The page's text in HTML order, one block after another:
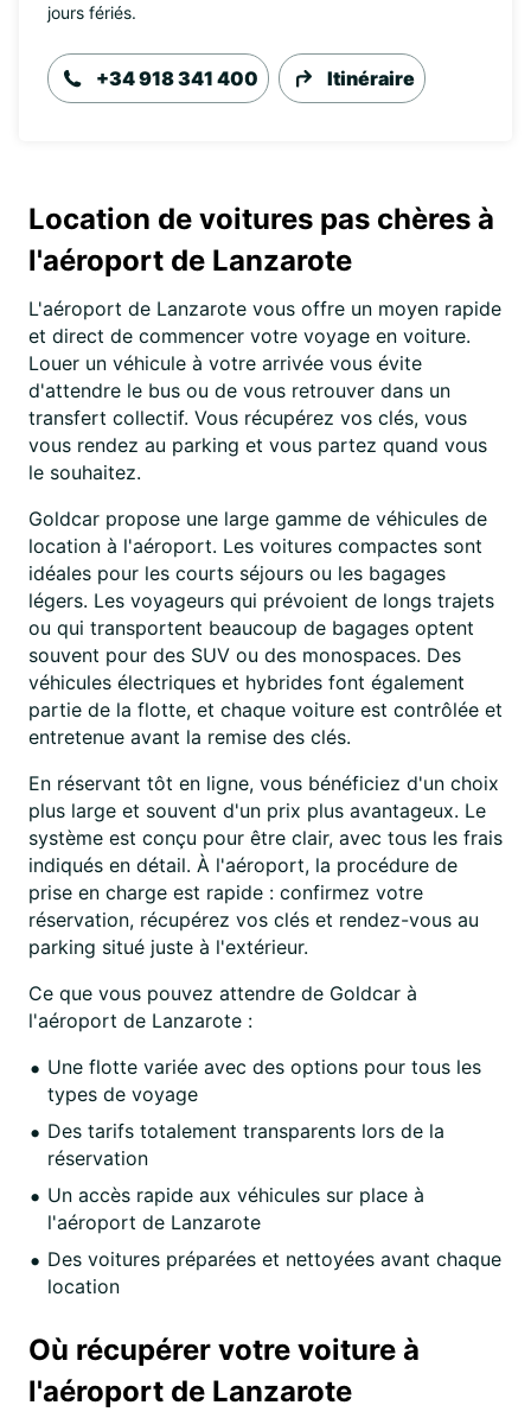
jours fériés.
+34 918 341 400 Itinéraire
Location de voitures pas chères à
l'aéroport de Lanzarote
L'aéroport de Lanzarote vous offre un moyen rapide
et direct de commencer votre voyage en voiture.
Louer un véhicule à votre arrivée vous évite
d'attendre le bus ou de vous retrouver dans un
transfert collectif. Vous récupérez vos clés, vous
vous rendez au parking et vous partez quand vous
le souhaitez.
Goldcar propose une large gamme de véhicules de
location à l'aéroport. Les voitures compactes sont
idéales pour les courts séjours ou les bagages
légers. Les voyageurs qui prévoient de longs trajets
ou qui transportent beaucoup de bagages optent
souvent pour des SUV ou des monospaces. Des
véhicules électriques et hybrides font également
partie de la flotte, et chaque voiture est contrôlée et
entretenue avant la remise des clés.
En réservant tôt en ligne, vous bénéficiez d'un choix
plus large et souvent d'un prix plus avantageux. Le
système est conçu pour être clair, avec tous les frais
indiqués en détail. À l'aéroport, la procédure de
prise en charge est rapide : confirmez votre
réservation, récupérez vos clés et rendez-vous au
parking situé juste à l'extérieur.
Ce que vous pouvez attendre de Goldcar à
l'aéroport de Lanzarote :
Une flotte variée avec des options pour tous les
types de voyage
Des tarifs totalement transparents lors de la
réservation
Un accès rapide aux véhicules sur place à
l'aéroport de Lanzarote
Des voitures préparées et nettoyées avant chaque
location
Où récupérer votre voiture à
l'aéroport de Lanzarote